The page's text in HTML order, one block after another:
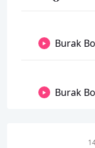
Burak
Burak